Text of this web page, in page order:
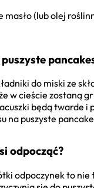
(lub olej
do miski ze
w cieście zostaną
będą twarde
na puszyste
odpocząć?
odpoczynek to